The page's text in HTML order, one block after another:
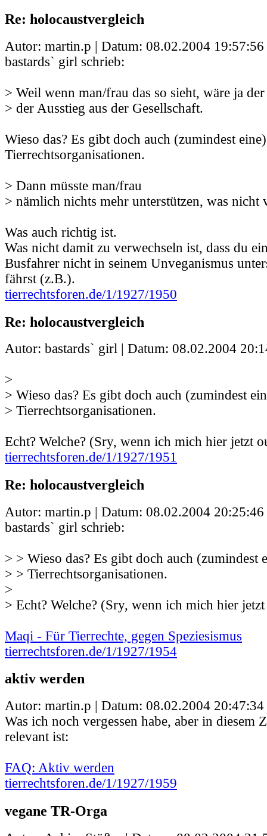
Re: holocaustvergleich
Autor: martin.p | Datum: 08.02.2004 19:57:56
bastards` girl schrieb:
> Weil wenn man/frau das so sieht, wäre ja
> der Ausstieg aus der Gesellschaft.
Wieso das? Es gibt doch auch (zumindest
Tierrechtsorganisationen.
> Dann müsste man/frau
> nämlich nichts mehr unterstützen, was nicht
Was auch richtig ist.
Was nicht damit zu verwechseln ist, dass du
Busfahrer nicht in seinem Unveganismus
fährst (z.B.).
tierrechtsforen.de/1/1927/1950
Re: holocaustvergleich
Autor: bastards` girl | Datum: 08.02.2004
>
> Wieso das? Es gibt doch auch (zumindest
> Tierrechtsorganisationen.
Echt? Welche? (Sry, wenn ich mich hier jetzt
tierrechtsforen.de/1/1927/1951
Re: holocaustvergleich
Autor: martin.p | Datum: 08.02.2004 20:25:46
bastards` girl schrieb:
> > Wieso das? Es gibt doch auch (zumindest
> > Tierrechtsorganisationen.
>
> Echt? Welche? (Sry, wenn ich mich hier
Maqi - Für Tierrechte, gegen Speziesismus
tierrechtsforen.de/1/1927/1954
aktiv werden
Autor: martin.p | Datum: 08.02.2004 20:47:34
Was ich noch vergessen habe, aber in diesem
relevant ist:
FAQ: Aktiv werden
tierrechtsforen.de/1/1927/1959
vegane TR-Orga